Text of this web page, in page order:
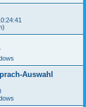
Auswahl